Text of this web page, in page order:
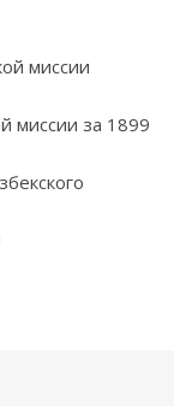
миссии
миссии за 1899